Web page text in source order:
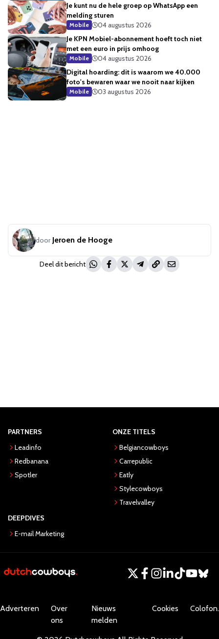
Je kunt nu de hele groep op WhatsApp een
melding sturen
Mobile
04 augustus 2026
Je KPN Mobiel-abonnement hoeft toch niet
met een euro in prijs omhoog
Mobile
04 augustus 2026
Digital hoarding: dit is waarom we 40.000
foto's bewaren waar we nooit naar kijken
Mobile 03 augustus 2026
door Jeroen de Hooge
Deel dit bericht
PARTNERS
Leadinfo
Redbanana
Spotler
ONZE TITELS
Belgiancowboys
Carrepublic
Eatly
Stylecowboys
Travelvalley
DEEPDIVES
E-mail Marketing
Adverteren
Over
ons
Nieuws
melden
Cookies Colofon.